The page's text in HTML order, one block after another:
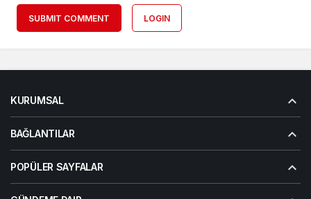
SUBMIT COMMENT LOGIN
KURUMSAL
BAĞLANTILAR
POPÜLER SAYFALAR